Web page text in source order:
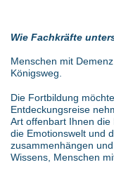
Wie Fachkräfte
Menschen mit
Königsweg.
Die Fortbildung
Entdeckungsreise
Art offenbart Ihnen die
die Emotionswelt und
zusammenhängen
Wissens, Menschen